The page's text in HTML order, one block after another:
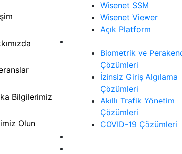
Bilgilerimiz
Olun
Wisenet SSM
Wisenet Viewer
Açık Platform
Biometrik ve
Çözümleri
İzinsiz Giriş Algılama
Çözümleri
Akıllı Trafik Yönetim
Çözümleri
COVID-19 Çözümleri